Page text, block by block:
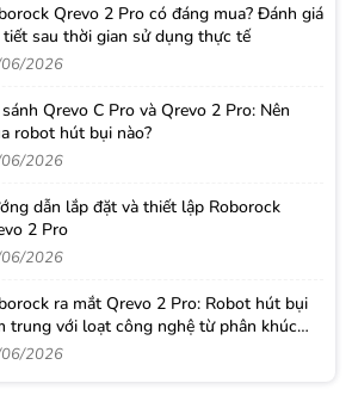
Qrevo 2 Pro có đáng mua? Đánh giá
sau thời gian sử dụng thực tế
2026
Qrevo C Pro và Qrevo 2 Pro: Nên
robot hút bụi nào?
2026
dẫn lắp đặt và thiết lập Roborock
2 Pro
2026
ra mắt Qrevo 2 Pro: Robot hút bụi
trung với loạt công nghệ từ phân khúc
cấp2026